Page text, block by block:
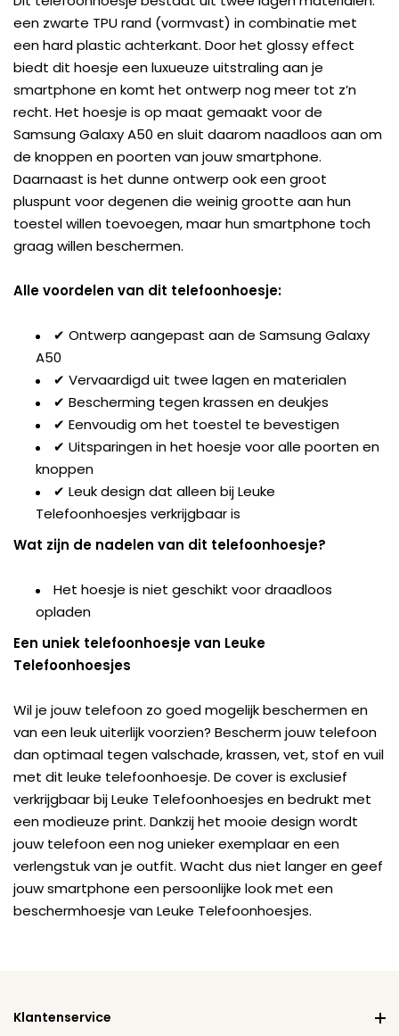
een zwarte TPU rand (vormvast) in combinatie met
een hard plastic achterkant. Door het glossy effect
biedt dit hoesje een luxueuze uitstraling aan je
smartphone en komt het ontwerp nog meer tot z’n
recht. Het hoesje is op maat gemaakt voor de
Samsung Galaxy A50 en sluit daarom naadloos aan om
de knoppen en poorten van jouw smartphone.
Daarnaast is het dunne ontwerp ook een groot
pluspunt voor degenen die weinig grootte aan hun
toestel willen toevoegen, maar hun smartphone toch
graag willen beschermen.
Alle voordelen van dit telefoonhoesje:
✔ Ontwerp aangepast aan de Samsung Galaxy
A50
✔ Vervaardigd uit twee lagen en materialen
✔ Bescherming tegen krassen en deukjes
✔ Eenvoudig om het toestel te bevestigen
✔ Uitsparingen in het hoesje voor alle poorten en
knoppen
✔ Leuk design dat alleen bij Leuke
Telefoonhoesjes verkrijgbaar is
Wat zijn de nadelen van dit telefoonhoesje?
Het hoesje is niet geschikt voor draadloos
opladen
Een uniek telefoonhoesje van Leuke
Telefoonhoesjes
Wil je jouw telefoon zo goed mogelijk beschermen en
van een leuk uiterlijk voorzien? Bescherm jouw telefoon
dan optimaal tegen valschade, krassen, vet, stof en vuil
met dit leuke telefoonhoesje. De cover is exclusief
verkrijgbaar bij Leuke Telefoonhoesjes en bedrukt met
een modieuze print. Dankzij het mooie design wordt
jouw telefoon een nog unieker exemplaar en een
verlengstuk van je outfit. Wacht dus niet langer en geef
jouw smartphone een persoonlijke look met een
beschermhoesje van Leuke Telefoonhoesjes.
Klantenservice